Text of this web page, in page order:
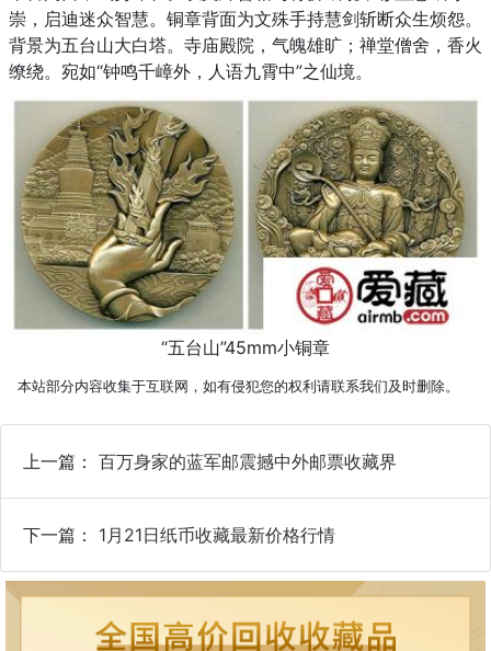
崇，启迪迷众智慧。铜章背面为文殊手持慧剑斩断众生烦怨。
背景为五台山大白塔。寺庙殿院，气魄雄旷；禅堂僧舍，香火
缭绕。宛如“钟鸣千嶂外，人语九霄中”之仙境。
“五台山”45mm小铜章
本站部分内容收集于互联网，如有侵犯您的权利请联系我们及时删除。
上一篇： 百万身家的蓝军邮震撼中外邮票收藏界
下一篇： 1月21日纸币收藏最新价格行情